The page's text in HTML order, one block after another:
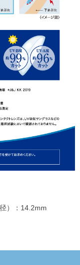
）：14.2mm